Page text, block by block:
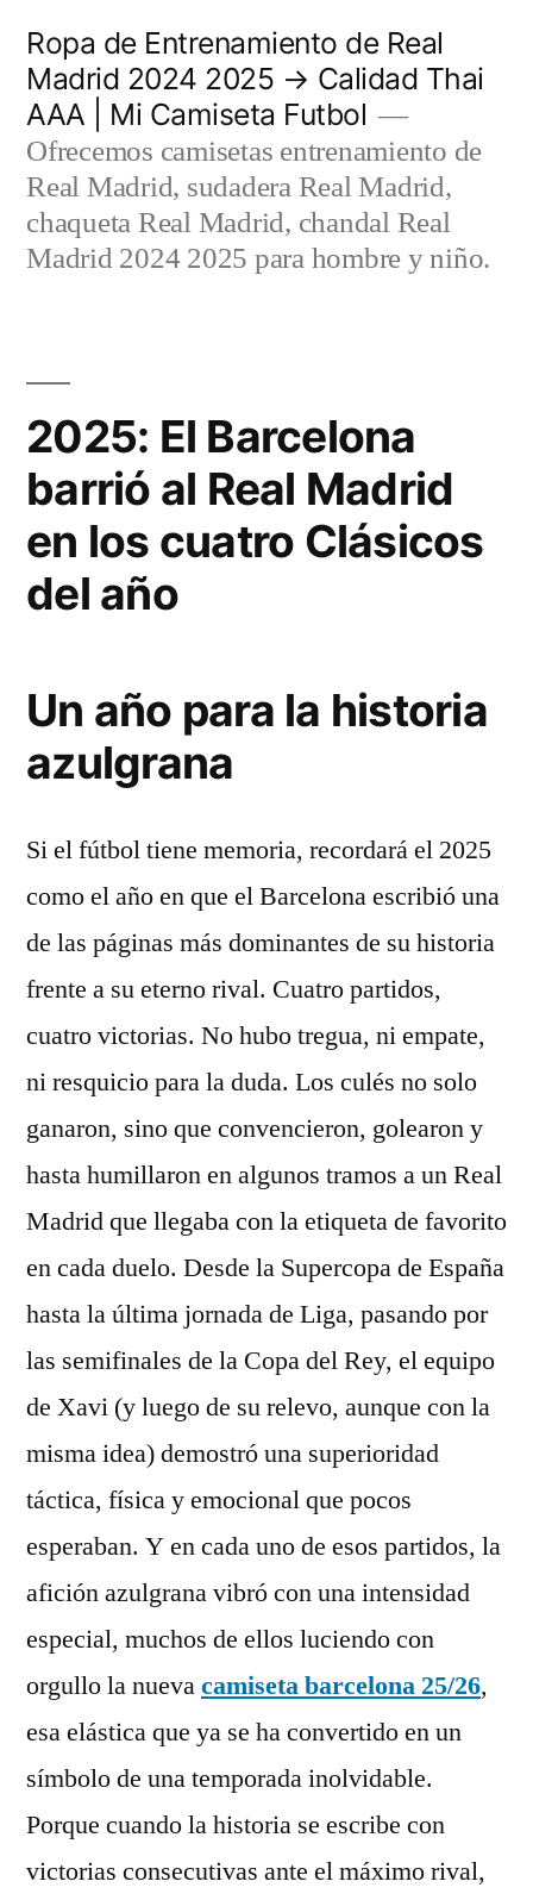
contenido
Ropa de Entrenamiento de Real
Madrid 2024 2025 → Calidad Thai
AAA | Mi Camiseta Futbol
Ofrecemos camisetas entrenamiento de
Real Madrid, sudadera Real Madrid,
chaqueta Real Madrid, chandal Real
Madrid 2024 2025 para hombre y niño.
2025: El Barcelona
barrió al Real Madrid
en los cuatro Clásicos
del año
Un año para la historia
azulgrana
Si el fútbol tiene memoria, recordará el 2025
como el año en que el Barcelona escribió una
de las páginas más dominantes de su historia
frente a su eterno rival. Cuatro partidos,
cuatro victorias. No hubo tregua, ni empate,
ni resquicio para la duda. Los culés no solo
ganaron, sino que convencieron, golearon y
hasta humillaron en algunos tramos a un Real
Madrid que llegaba con la etiqueta de favorito
en cada duelo. Desde la Supercopa de España
hasta la última jornada de Liga, pasando por
las semifinales de la Copa del Rey, el equipo
de Xavi (y luego de su relevo, aunque con la
misma idea) demostró una superioridad
táctica, física y emocional que pocos
esperaban. Y en cada uno de esos partidos, la
afición azulgrana vibró con una intensidad
especial, muchos de ellos luciendo con
orgullo la nuevacamiseta barcelona 25/26,
esa elástica que ya se ha convertido en un
símbolo de una temporada inolvidable.
Porque cuando la historia se escribe con
victorias consecutivas ante el máximo rival,